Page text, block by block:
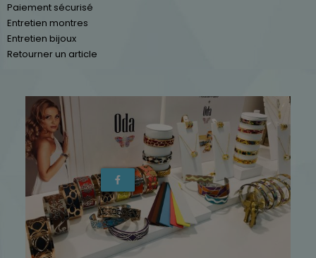
Paiement sécurisé
Entretien montres
Entretien bijoux
Retourner un article